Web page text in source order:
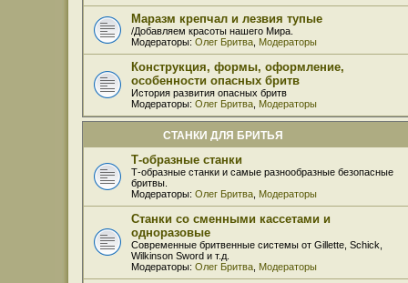
Маразм крепчал и лезвия тупые
/Добавляем красоты нашего Мира.
Модераторы: Олег Бритва Модераторы
Конструкция, формы, оформление,
особенности опасных бритв
История развития опасных бритв
Модераторы: Олег Бритва Модераторы
СТАНКИ ДЛЯ БРИТЬЯ
Т-образные станки
Т-образные станки и самые разнообразные безопасные
бритвы.
Модераторы: Олег Бритва Модераторы
Станки со сменными кассетами и
одноразовые
Современные бритвенные системы от Gillette, Schick,
Wilkinson Sword и т.д.
Модераторы: Олег Бритва Модераторы